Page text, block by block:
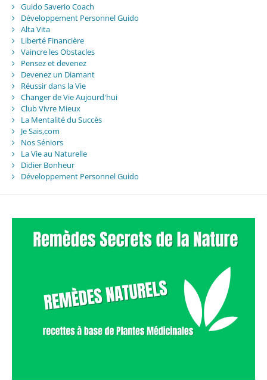
Guido Saverio Coach
Développement Personnel Guido
Alta Vita
Liberté Financière
Vaincre les Obstacles
Pensez et devenez
Devenez un Diamant
Réussir dans la Vie
Changer de Vie Aujourd'hui
Club Vivre Mieux
La Mentalité du Succès
Je Sais,com
Nos Séniors
La Vie au Naturelle
Didier Bonheur
Développement Personnel Guido